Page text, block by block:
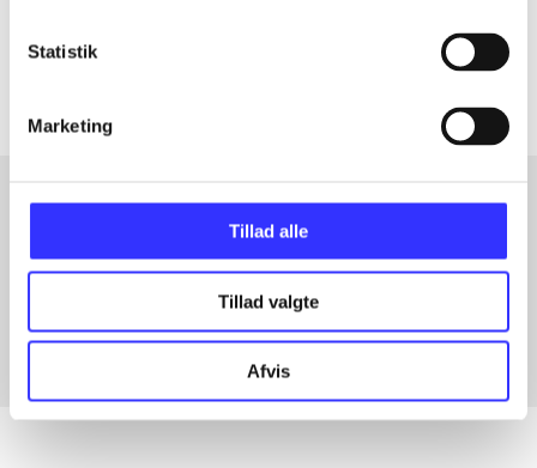
Statistik
Marketing
Tillad alle
Tillad valgte
Afvis
Artiklerne i
Artikler med samme emner